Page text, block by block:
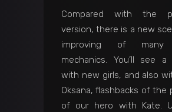
Compared with the
version, there is a new
improving of many
mechanics. You’ll see a
with new girls, and also
Oksana, flashbacks of the
of our hero with Kate.